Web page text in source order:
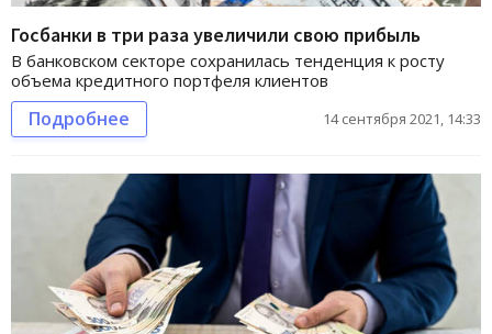
Госбанки в три раза увеличили свою прибыль
В банковском секторе сохранилась тенденция к росту
объема кредитного портфеля клиентов
Подробнее 14 сентября 2021, 14:33